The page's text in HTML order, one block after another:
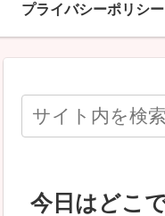
プライバシーポリシー
今日はどこ